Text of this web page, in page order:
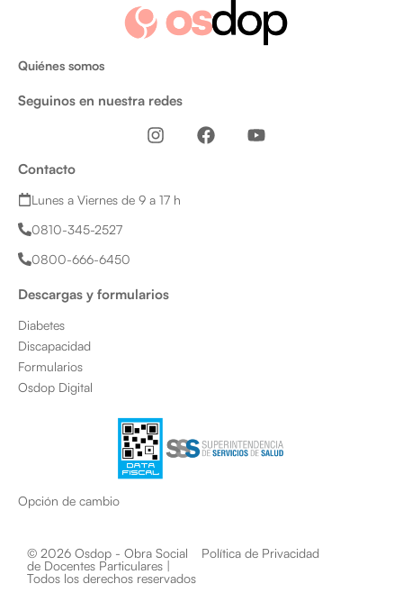
Quiénes somos
Seguinos en nuestra redes
I
n
a
F
a
Y
o
Contacto
Lunes a Viernes de 9 a 17 h
0810-345-2527
0800-666-6450
Descargas y formularios
Diabetes
Discapacidad
Formularios
Osdop Digital
Opción de cambio
© 2026 Osdop - Obra Social
de Docentes Particulares |
Todos los derechos reservados​
Política de Privacidad